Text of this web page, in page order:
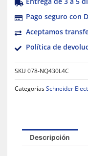
Pago seguro con
Aceptamos
Política de
SKU 078-NQ430L4C
CategoríasSchneider
Descripción